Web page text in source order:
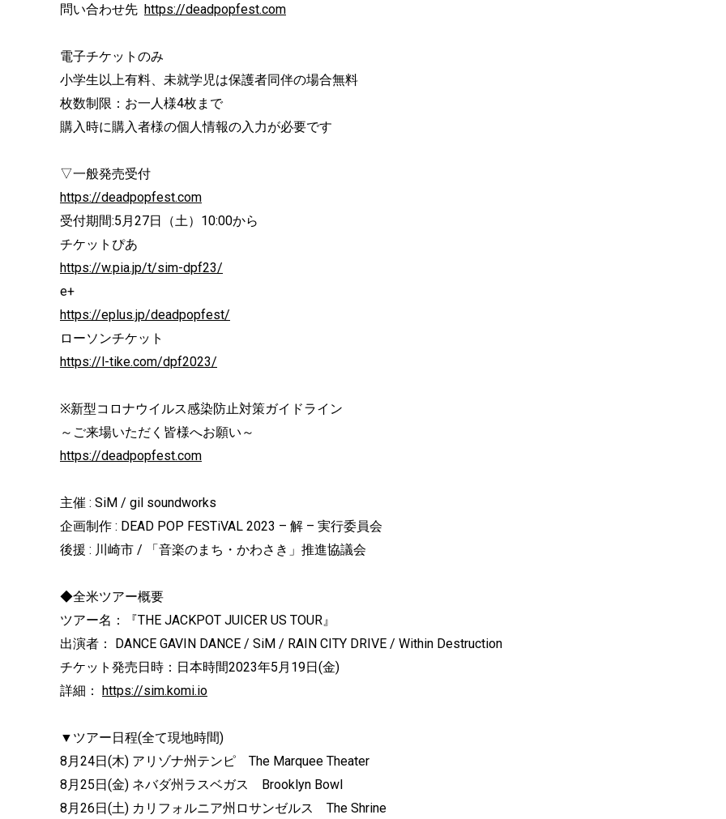
問い合わせ先 https://deadpopfest.com
電子チケットのみ
小学生以上有料、未就学児は保護者同伴の場合無料
枚数制限：お一人様4枚まで
購入時に購入者様の個人情報の入力が必要です
▽一般発売受付
https://deadpopfest.com
受付期間:5月27日（土）10:00から
チケットぴあ
https://w.pia.jp/t/sim-dpf23/
e+
https://eplus.jp/deadpopfest/
ローソンチケット
https://l-tike.com/dpf2023/
※新型コロナウイルス感染防止対策ガイドライン
～ご来場いただく皆様へお願い～
https://deadpopfest.com
主催 : SiM / gil soundworks
企画制作 : DEAD POP FESTiVAL 2023 – 解 – 実行委員会
後援 : 川崎市 / 「音楽のまち・かわさき」推進協議会
◆全米ツアー概要
ツアー名：『THE JACKPOT JUICER US TOUR』
出演者： DANCE GAVIN DANCE / SiM / RAIN CITY DRIVE / Within Destruction
チケット発売日時：日本時間2023年5月19日(金)
詳細： https://sim.komi.io
▼ツアー日程(全て現地時間)
8月24日(木) アリゾナ州テンピ The Marquee Theater
8月25日(金) ネバダ州ラスベガス Brooklyn Bowl
8月26日(土) カリフォルニア州ロサンゼルス The Shrine